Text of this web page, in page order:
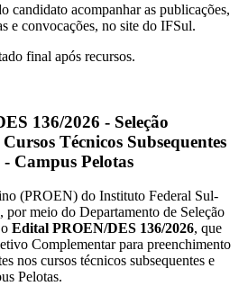
candidato acompanhar as publicações,
e convocações, no site do IFSul.
final após recursos.
136/2026 - Seleção
Técnicos Subsequentes
Campus Pelotas
(PROEN) do Instituto Federal Sul-
por meio do Departamento de Seleção
Edital PROEN/DES 136/2026, que
Complementar para preenchimento
nos cursos técnicos subsequentes e
Pelotas.